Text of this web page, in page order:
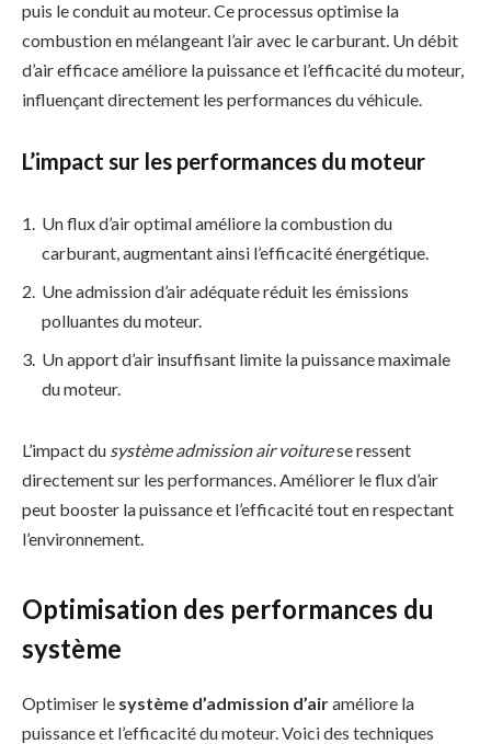
puis le conduit au moteur. Ce processus optimise la
combustion en mélangeant l’air avec le carburant. Un débit
d’air efficace améliore la puissance et l’efficacité du moteur,
influençant directement les performances du véhicule.
L’impact sur les performances du moteur
Un flux d’air optimal améliore la combustion du
carburant, augmentant ainsi l’efficacité énergétique.
Une admission d’air adéquate réduit les émissions
polluantes du moteur.
Un apport d’air insuffisant limite la puissance maximale
du moteur.
L’impact du système admission air voiturese ressent
directement sur les performances. Améliorer le flux d’air
peut booster la puissance et l’efficacité tout en respectant
l’environnement.
Optimisation des performances du
système
Optimiser le système d’admission d’airaméliore la
puissance et l’efficacité du moteur. Voici des techniques